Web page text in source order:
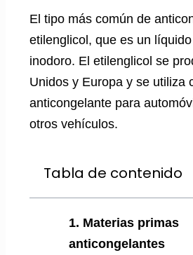
El tipo más común de
etilenglicol, que es un
inodoro. El etilenglicol se
Unidos y Europa y se utiliza
anticongelante para
otros vehículos.
Tabla de contenido
1. Materias primas
anticongelantes